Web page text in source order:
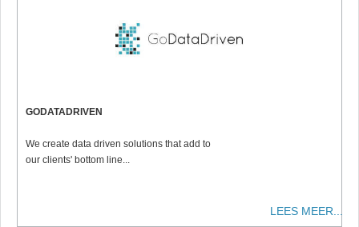
GODATADRIVEN
We create data driven solutions that add to
our clients' bottom line...
LEES MEER...